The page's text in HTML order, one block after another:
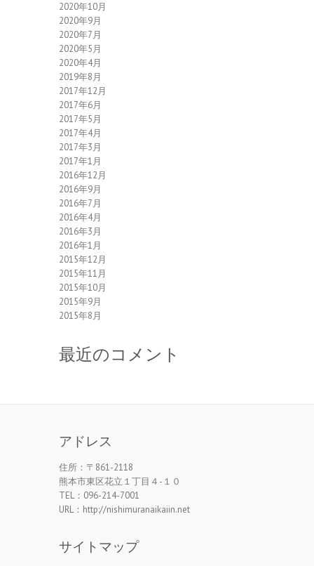
2020年10月
2020年9月
2020年7月
2020年5月
2020年4月
2019年8月
2017年12月
2017年6月
2017年5月
2017年4月
2017年3月
2017年1月
2016年12月
2016年9月
2016年7月
2016年4月
2016年3月
2016年1月
2015年12月
2015年11月
2015年10月
2015年9月
2015年8月
最近のコメント
アドレス
住所：〒861-2118
熊本市東区花立１丁目４-１０
TEL：096-214-7001
URL：http://nishimuranaikaiin.net
サイトマップ